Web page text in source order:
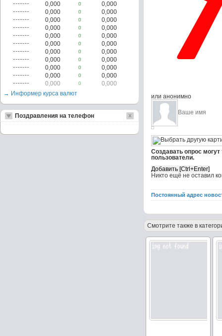
или анонимно
Создавать опрос
пользователи.
Никто ещё не оставил
Постоянный адрес
Смотрите также в
0,000
0
0,000
0,000
0
0,000
0,000
0
0,000
0,000
0
0,000
0,000
0
0,000
0,000
0
0,000
0,000
0
0,000
0,000
0
0,000
0,000
0
0,000
0,000
0
0,000
0,000
0
0,000
→ Информер курса валют
Поздравления на телефон